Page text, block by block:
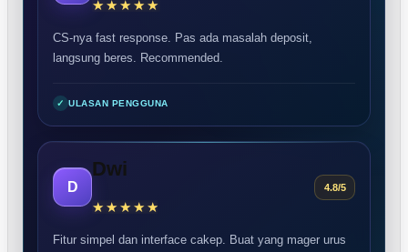
CS-nya fast response. Pas ada masalah deposit,
langsung beres. Recommended.
✓ ULASAN PENGGUNA
D
Dwi
4.8/5
Fitur simpel dan interface cakep. Buat yang mager urus